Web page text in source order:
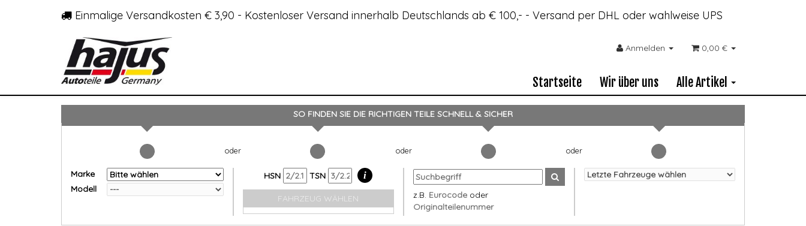
Einmalige Versandkosten € 3,90 - Kostenloser Versand innerhalb Deutschlands ab € 100,- - Versand per DHL oder wahlweise UPS
Anmelden 0,00 €
Startseite Wir über uns Alle Artikel
SO FINDEN SIE DIE RICHTIGEN TEILE SCHNELL & SICHER
Marke
Modell
HSN TSN i
FAHRZEUG WÄHLEN z.B. Eurocode oder
Originalteilenummer